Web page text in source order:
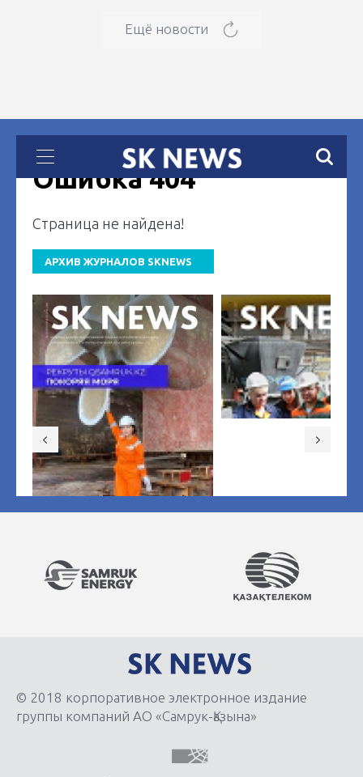
Ещё новости
© 2018 корпоративное электронное издание
группы компаний АО «Самрук-Қазына»